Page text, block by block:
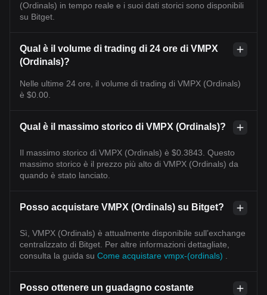
(Ordinals) in tempo reale e i suoi dati storici sono disponibili
su Bitget.
Qual è il volume di trading di 24 ore di VMPX
(Ordinals)?
Nelle ultime 24 ore, il volume di trading di VMPX (Ordinals)
è $0.00.
Qual è il massimo storico di VMPX (Ordinals)?
Il massimo storico di VMPX (Ordinals) è $0.3843. Questo
massimo storico è il prezzo più alto di VMPX (Ordinals) da
quando è stato lanciato.
Posso acquistare VMPX (Ordinals) su Bitget?
Sì, VMPX (Ordinals) è attualmente disponibile sull’exchange
centralizzato di Bitget. Per altre informazioni dettagliate,
consulta la guida su Come acquistare vmpx-(ordinals)
Posso ottenere un guadagno costante